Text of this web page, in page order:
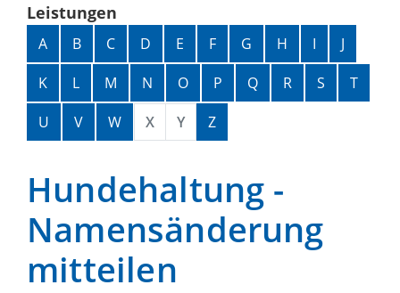
Leistungen
Alphabetisches Register überspringen
A B C D E F G H I
J
K
L M N O P Q R S
T
U
V W X Y Z
Hundehaltung -
Namensänderung
mitteilen